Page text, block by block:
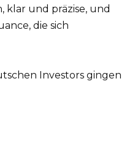
klar und präzise, und
die sich
Investors gingen